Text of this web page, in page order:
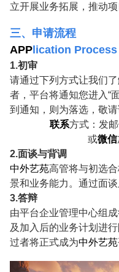
立开展业务拓展，推动
三、申请流程
APPlication Process
1.初审
请通过下列方式让我们
者，平台将通知您进入“
到通知，则为落选，敬请
联系方式：发
或微信
2.面谈与背调
中外艺苑高管将与初选
景和业务能力。通过面
3.答辩
由平台企业管理中心组
及加入后的业务计划进
过者将正式成为中外艺苑